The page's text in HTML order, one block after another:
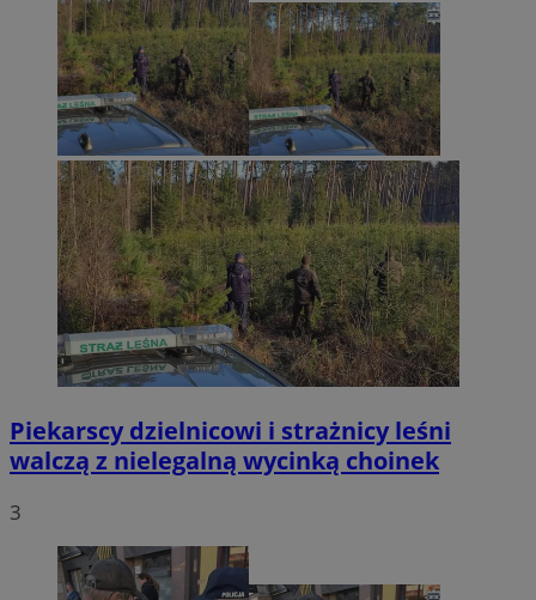
Piekarscy dzielnicowi i strażnicy leśni
walczą z nielegalną wycinką choinek
3